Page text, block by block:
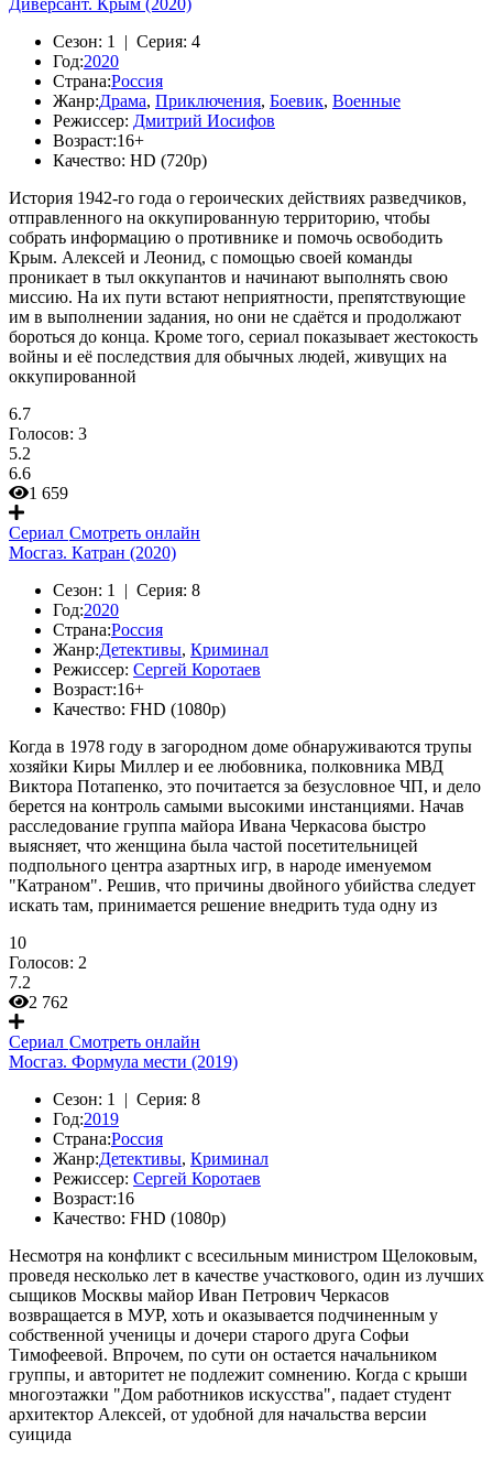
Диверсант. Крым (2020)
Сезон: 1 | Серия: 4
Год:2020
Страна:Россия
Жанр:Драма, Приключения, Боевик, Военные
Режиссер: Дмитрий Иосифов
Возраст:16+
Качество: HD (720p)
История 1942-го года о героических действиях разведчиков,
отправленного на оккупированную территорию, чтобы
собрать информацию о противнике и помочь освободить
Крым. Алексей и Леонид, с помощью своей команды
проникает в тыл оккупантов и начинают выполнять свою
миссию. На их пути встают неприятности, препятствующие
им в выполнении задания, но они не сдаётся и продолжают
бороться до конца. Кроме того, сериал показывает жестокость
войны и её последствия для обычных людей, живущих на
оккупированной
6.7
Голосов: 3
5.2
6.6
1 659
Сериал Смотреть онлайн
Мосгаз. Катран (2020)
Сезон: 1 | Серия: 8
Год:2020
Страна:Россия
Жанр:Детективы, Криминал
Режиссер: Сергей Коротаев
Возраст:16+
Качество: FHD (1080p)
Когда в 1978 году в загородном доме обнаруживаются трупы
хозяйки Киры Миллер и ее любовника, полковника МВД
Виктора Потапенко, это почитается за безусловное ЧП, и дело
берется на контроль самыми высокими инстанциями. Начав
расследование группа майора Ивана Черкасова быстро
выясняет, что женщина была частой посетительницей
подпольного центра азартных игр, в народе именуемом
"Катраном". Решив, что причины двойного убийства следует
искать там, принимается решение внедрить туда одну из
10
Голосов: 2
7.2
2 762
Сериал Смотреть онлайн
Мосгаз. Формула мести (2019)
Сезон: 1 | Серия: 8
Год:2019
Страна:Россия
Жанр:Детективы, Криминал
Режиссер: Сергей Коротаев
Возраст:16
Качество: FHD (1080p)
Несмотря на конфликт с всесильным министром Щелоковым,
проведя несколько лет в качестве участкового, один из лучших
сыщиков Москвы майор Иван Петрович Черкасов
возвращается в МУР, хоть и оказывается подчиненным у
собственной ученицы и дочери старого друга Софьи
Тимофеевой. Впрочем, по сути он остается начальником
группы, и авторитет не подлежит сомнению. Когда с крыши
многоэтажки "Дом работников искусства", падает студент
архитектор Алексей, от удобной для начальства версии
суицида